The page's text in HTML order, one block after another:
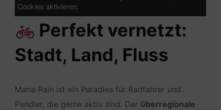
Perfekt vernetzt:
Stadt, Land, Fluss
Maria Rain ist ein Paradies für Radfahrer und
Pendler, die gerne aktiv sind. Der überregionale